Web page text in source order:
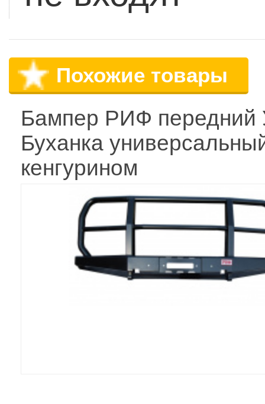
Похожие товары
Бампер РИФ передний
Буханка
кенгурином